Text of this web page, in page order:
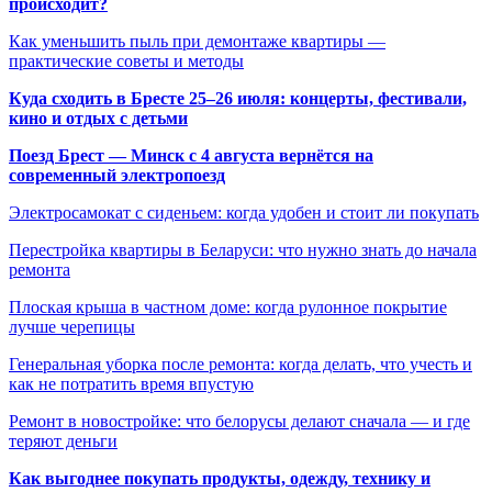
Как уменьшить пыль при демонтаже квартиры —
практические советы и методы
Куда сходить в Бресте 25–26 июля: концерты, фестивали,
кино и отдых с детьми
Поезд Брест — Минск с 4 августа вернётся на
современный электропоезд
Электросамокат с сиденьем: когда удобен и стоит ли покупать
Перестройка квартиры в Беларуси: что нужно знать до начала
ремонта
Плоская крыша в частном доме: когда рулонное покрытие
лучше черепицы
Генеральная уборка после ремонта: когда делать, что учесть и
как не потратить время впустую
Ремонт в новостройке: что белорусы делают сначала — и где
теряют деньги
Как выгоднее покупать продукты, одежду, технику и